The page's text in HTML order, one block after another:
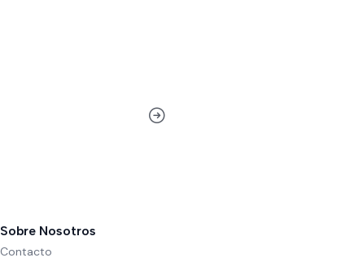
Sobre Nosotros
Contacto